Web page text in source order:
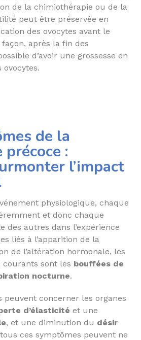
de la chimiothérapie ou de la
peut être préservée en
des ovocytes avant le
après la fin des
d’avoir une grossesse en
de la
précoce :
l’impact
physiologique, chaque
et donc chaque
des autres dans l’expérience
liés à l’apparition de la
de l’altération hormonale, les
sont les bouffées de
nocturne.
peuvent concerner les organes
d’élasticité et une
, et une diminution du désir
ces symptômes peuvent ne